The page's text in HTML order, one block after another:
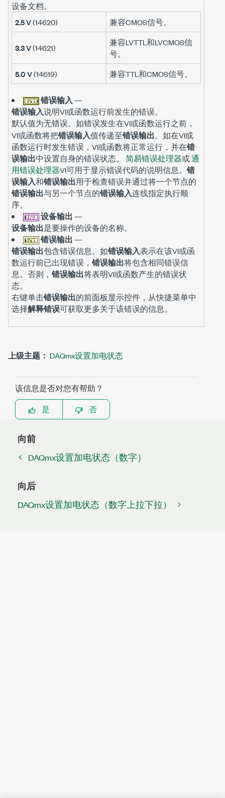
设备文档。
2.5 V(14620) 兼容CMOS信号。
3.3 V(14621)
兼容LVTTL和LVCMOS信
号。
5.0 V(14619) 兼容TTL和CMOS信号。
错误输入 —
错误输入说明VI或函数运行前发生的错误。
默认值为无错误。如错误发生在VI或函数运行之前，
VI或函数将把错误输入值传递至错误输出。如在VI或
函数运行时发生错误，VI或函数将正常运行，并在错
误输出中设置自身的错误状态。 简易错误处理器或通
用错误处理器VI可用于显示错误代码的说明信息。 错
误输入和错误输出用于检查错误并通过将一个节点的
错误输出与另一个节点的错误输入连线指定执行顺
序。
设备输出 —
设备输出是要操作的设备的名称。
错误输出 —
错误输出包含错误信息。如错误输入表示在该VI或函
数运行前已出现错误， 错误输出将包含相同错误信
息。否则， 错误输出将表明VI或函数产生的错误状
态。
右键单击错误输出的前面板显示控件，从快捷菜单中
选择解释错误可获取更多关于该错误的信息。
上级主题： DAQmx设置加电状态
该信息是否对您有帮助？
是
否
向前
DAQmx设置加电状态（数字）
向后
DAQmx设置加电状态（数字上拉下拉）